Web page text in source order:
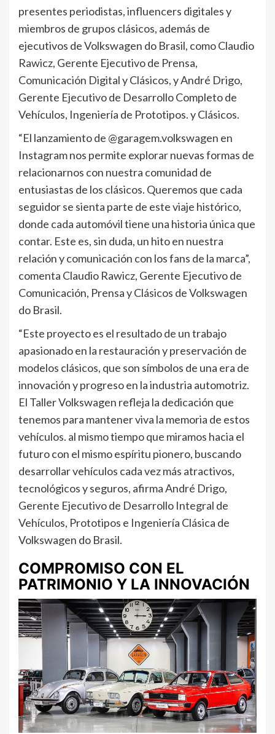
presentes periodistas, influencers digitales y
miembros de grupos clásicos, además de
ejecutivos de Volkswagen do Brasil, como Claudio
Rawicz, Gerente Ejecutivo de Prensa,
Comunicación Digital y Clásicos, y André Drigo,
Gerente Ejecutivo de Desarrollo Completo de
Vehículos, Ingeniería de Prototipos. y Clásicos.
“El lanzamiento de @garagem.volkswagen en
Instagram nos permite explorar nuevas formas de
relacionarnos con nuestra comunidad de
entusiastas de los clásicos. Queremos que cada
seguidor se sienta parte de este viaje histórico,
donde cada automóvil tiene una historia única que
contar. Este es, sin duda, un hito en nuestra
relación y comunicación con los fans de la marca”,
comenta Claudio Rawicz, Gerente Ejecutivo de
Comunicación, Prensa y Clásicos de Volkswagen
do Brasil.
“Este proyecto es el resultado de un trabajo
apasionado en la restauración y preservación de
modelos clásicos, que son símbolos de una era de
innovación y progreso en la industria automotriz.
El Taller Volkswagen refleja la dedicación que
tenemos para mantener viva la memoria de estos
vehículos. al mismo tiempo que miramos hacia el
futuro con el mismo espíritu pionero, buscando
desarrollar vehículos cada vez más atractivos,
tecnológicos y seguros, afirma André Drigo,
Gerente Ejecutivo de Desarrollo Integral de
Vehículos, Prototipos e Ingeniería Clásica de
Volkswagen do Brasil.
COMPROMISO CON EL
PATRIMONIO Y LA INNOVACIÓN